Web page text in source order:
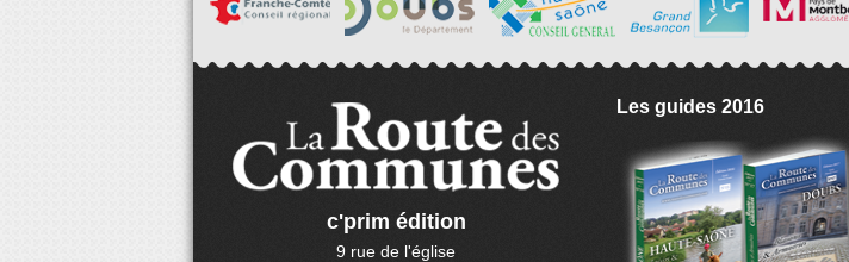
c'prim édition
9 rue de l'église
Les guides 2016